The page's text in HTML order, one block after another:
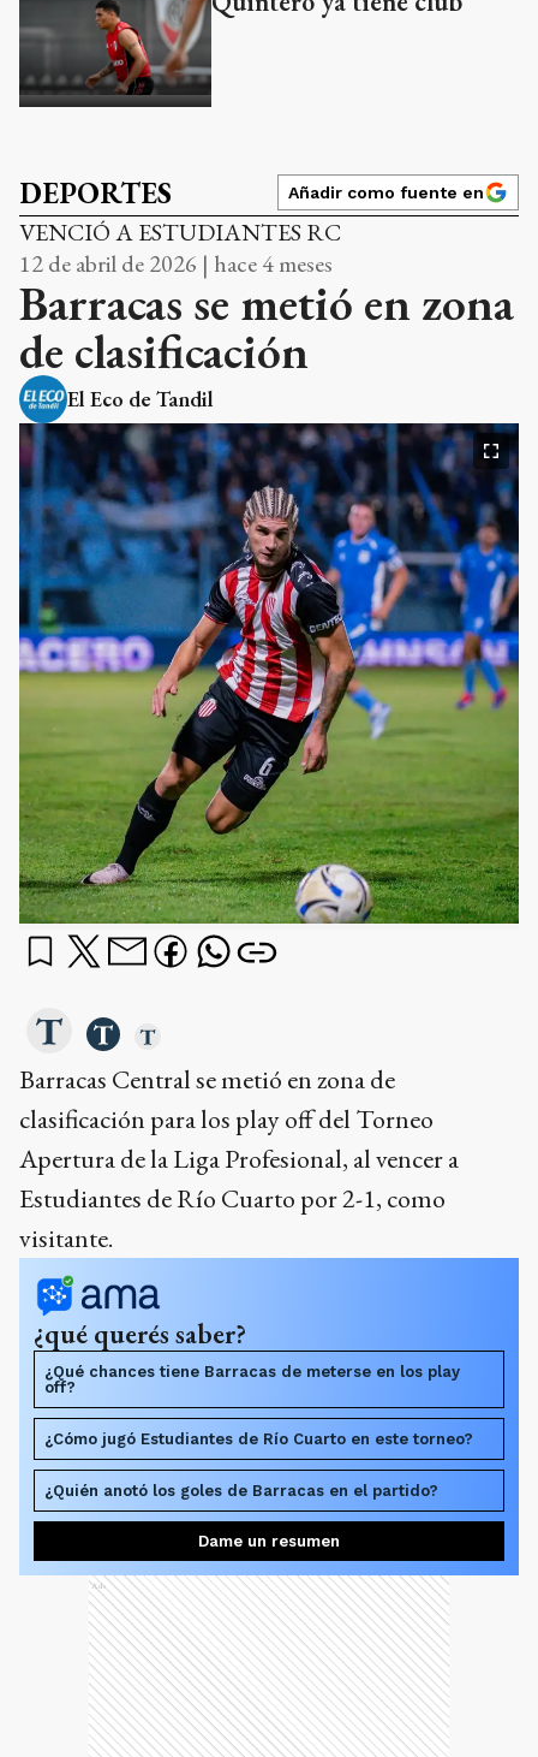
DEPORTES Añadir como fuente en
VENCIÓ A ESTUDIANTES RC
12 de abril de 2026 | hace 4 meses
Barracas se metió en zona
de clasificación
El Eco de Tandil
Barracas Central se metió en zona de
clasificación para los play off del Torneo
Apertura de la Liga Profesional, al vencer a
Estudiantes de Río Cuarto por 2-1, como
visitante.
¿qué querés saber?
¿Qué chances tiene Barracas de meterse en los play
off?
¿Cómo jugó Estudiantes de Río Cuarto en este torneo?
¿Quién anotó los goles de Barracas en el partido?
Dame un resumen
Ads